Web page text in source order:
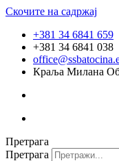
Скочите на садржај
+381 34 6841 659
+381 34 6841 038
Краља Милана
Претрага
Претрага